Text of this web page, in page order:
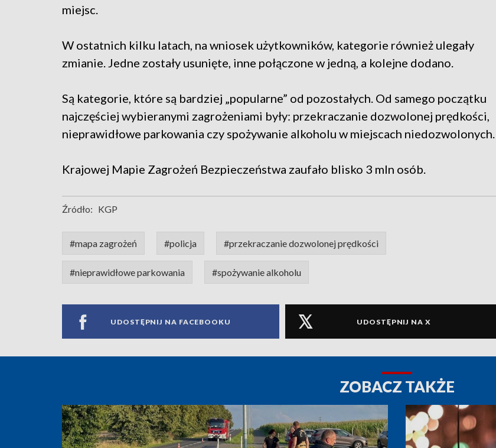
miejsc.
W ostatnich kilku latach, na wniosek użytkowników, kategorie również ulegały
zmianie. Jedne zostały usunięte, inne połączone w jedną, a kolejne dodano.
Są kategorie, które są bardziej „popularne” od pozostałych. Od samego początku
najczęściej wybieranymi zagrożeniami były: przekraczanie dozwolonej prędkości,
nieprawidłowe parkowania czy spożywanie alkoholu w miejscach niedozwolonych.
Krajowej Mapie Zagrożeń Bezpieczeństwa zaufało blisko 3 mln osób.
Źródło: KGP
#mapa zagrożeń #policja #przekraczanie dozwolonej prędkości
#nieprawidłowe parkowania #spożywanie alkoholu
UDOSTĘPNIJ NA FACEBOOKU UDOSTĘPNIJ NA X
ZOBACZ TAKŻE